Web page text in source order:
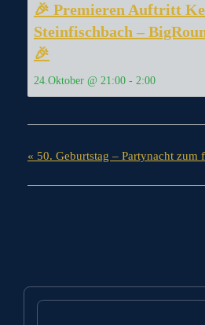
🎉 Premieren Auftritt
Steinfischbach –
🎉
24.Oktober @ 21:00 - 2:00
« 50. Geburtstag – Partynacht zum